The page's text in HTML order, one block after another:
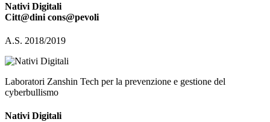
Nativi Digitali
Citt@dini cons@pevoli
A.S. 2018/2019
Laboratori Zanshin Tech per la prevenzione e gestione del
cyberbullismo
Nativi Digitali